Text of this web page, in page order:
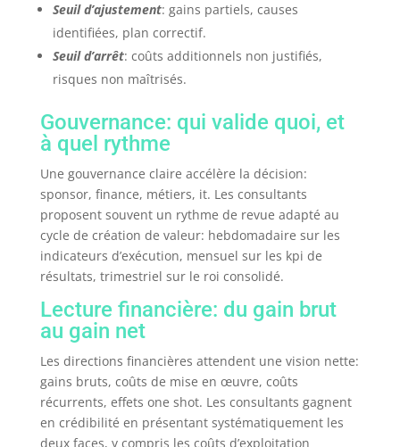
Seuil d’ajustement: gains partiels, causes
identifiées, plan correctif.
Seuil d’arrêt: coûts additionnels non justifiés,
risques non maîtrisés.
Gouvernance: qui valide quoi, et
à quel rythme
Une gouvernance claire accélère la décision:
sponsor, finance, métiers, it. Les consultants
proposent souvent un rythme de revue adapté au
cycle de création de valeur: hebdomadaire sur les
indicateurs d’exécution, mensuel sur les kpi de
résultats, trimestriel sur le roi consolidé.
Lecture financière: du gain brut
au gain net
Les directions financières attendent une vision nette:
gains bruts, coûts de mise en œuvre, coûts
récurrents, effets one shot. Les consultants gagnent
en crédibilité en présentant systématiquement les
deux faces, y compris les coûts d’exploitation